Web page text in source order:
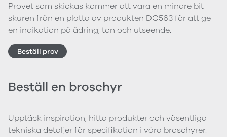
Provet som skickas kommer att vara en mindre bit
skuren från en platta av produkten DC563 för att ge
en indikation på ådring, ton och utseende.
Beställ prov
Beställ en broschyr
Upptäck inspiration, hitta produkter och väsentliga
tekniska detaljer för specifikation i våra broschyrer.